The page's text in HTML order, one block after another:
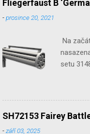
Fliegerfaust B
-prosince 20, 2021
Na
setu
SH72153 Fairey
-září 03, 2025